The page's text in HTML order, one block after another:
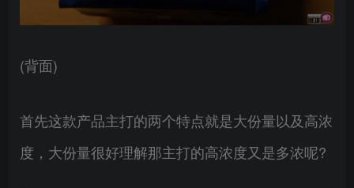
(背面)
首先这款产品主打的两个特点就是大份量以及高浓
度，大份量很好理解那主打的高浓度又是多浓呢?